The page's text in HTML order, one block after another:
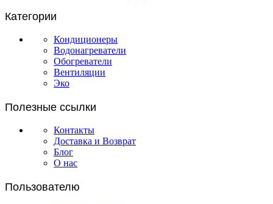
Категории
Кондиционеры
Водонагреватели
Обогреватели
Вентиляции
Эко
Полезные ссылки
Контакты
Доставка и Возврат
Блог
О нас
Пользователю